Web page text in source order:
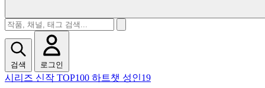
검색 로그인
시리즈 신작 TOP100 하트챗 성인19